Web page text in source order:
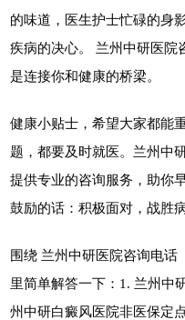
的味道，医生护士忙碌的身
疾病的决心。 兰州中研医院
是连接你和健康的桥梁。
健康小贴士，希望大家都能
题，都要及时就医。兰州中
提供专业的咨询服务，助你
鼓励的话：积极面对，战胜
围绕 兰州中研医院咨询电话
里简单解答一下：1. 兰州中
州中研白癜风医院非医保定